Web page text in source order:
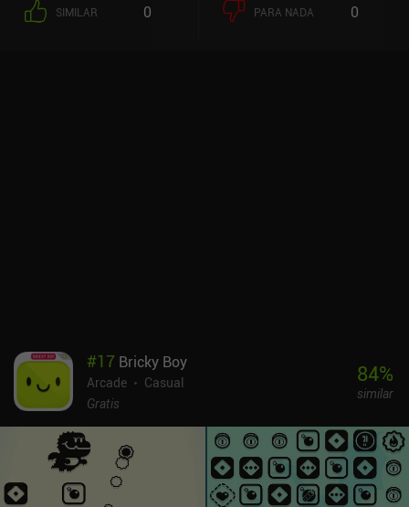
SIMILAR 0 PARA NADA 0
#17 Bricky Boy
Arcade
Casual
Gratis
84%
similar